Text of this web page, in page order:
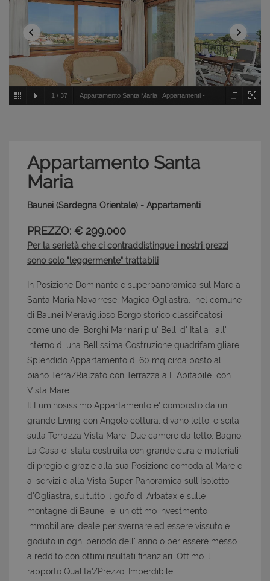
1 / 37 Appartamento Santa Maria | Appartamenti -
Appartamento Santa
Maria
Baunei (Sardegna Orientale) - Appartamenti
PREZZO: € 299.000
Per la serietà che ci contraddistingue i nostri prezzi
sono solo "leggermente" trattabili
In Posizione Dominante e superpanoramica sul Mare a
Santa Maria Navarrese, Magica Ogliastra, nel comune
di Baunei Meraviglioso Borgo storico classificatosi
come uno dei Borghi Marinari piu' Belli d' Italia , all'
interno di una Bellissima Costruzione quadrifamigliare,
Splendido Appartamento di 60 mq circa posto al
piano Terra/Rialzato con Terrazza a L Abitabile con
Vista Mare.
Il Luminosissimo Appartamento e' composto da un
grande Living con Angolo cottura, divano letto, e scita
sulla Terrazza Vista Mare, Due camere da letto, Bagno.
La Casa e' stata costruita con grande cura e materiali
di pregio e grazie alla sua Posizione comoda al Mare e
ai servizi e alla Vista Super Panoramica sull'Isolotto
d'Ogliastra, su tutto il golfo di Arbatax e sulle
montagne di Baunei, e' un ottimo investmento
immobiliare ideale per svernare ed essere vissuto e
goduto in ogni periodo dell' anno o per essere messo
a reddito con ottimi risultati finanziari. Ottimo il
rapporto Qualita'/Prezzo. Imperdibile.